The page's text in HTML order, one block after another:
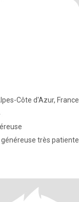
Côte d'Azur, France